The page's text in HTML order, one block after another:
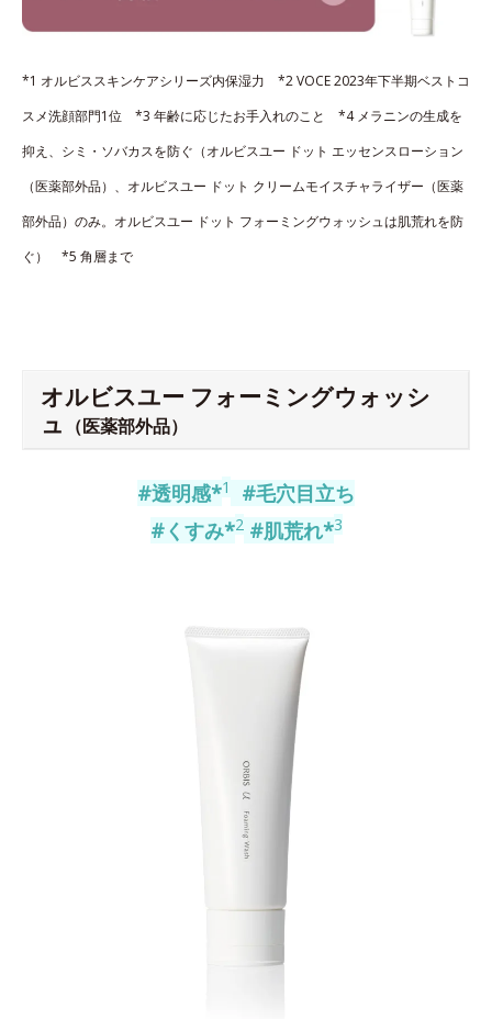
*1 オルビススキンケアシリーズ内保湿力 *2 VOCE 2023年下半期ベストコ
スメ洗顔部門1位 *3 年齢に応じたお手入れのこと *4 メラニンの生成を
抑え、シミ・ソバカスを防ぐ（オルビスユー ドット エッセンスローション
（医薬部外品）、オルビスユー ドット クリームモイスチャライザー（医薬
部外品）のみ。オルビスユー ドット フォーミングウォッシュは肌荒れを防
ぐ） *5 角層まで
オルビスユー フォーミングウォッシ
ュ （医薬部外品）
#透明感*1
#毛穴目立ち
#くすみ*2 #肌荒れ*3